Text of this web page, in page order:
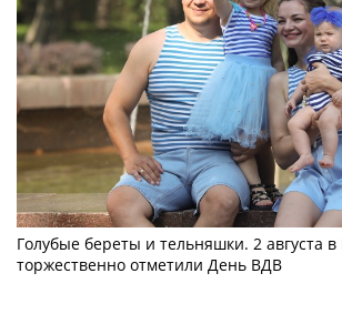
Голубые береты и тельняшки. 2 августа
торжественно отметили День ВДВ